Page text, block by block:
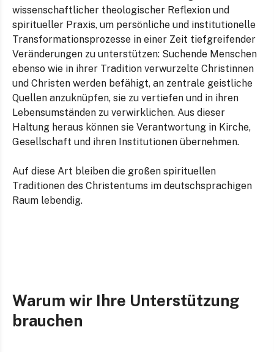
wissenschaftlicher theologischer Reflexion und
spiritueller Praxis, um persönliche und institutionelle
Transformationsprozesse in einer Zeit tiefgreifender
Veränderungen zu unterstützen: Suchende Menschen
ebenso wie in ihrer Tradition verwurzelte Christinnen
und Christen werden befähigt, an zentrale geistliche
Quellen anzuknüpfen, sie zu vertiefen und in ihren
Lebensumständen zu verwirklichen. Aus dieser
Haltung heraus können sie Verantwortung in Kirche,
Gesellschaft und ihren Institutionen übernehmen.
Auf diese Art bleiben die großen spirituellen
Traditionen des Christentums im deutschsprachigen
Raum lebendig.
Warum wir Ihre Unterstützung
brauchen